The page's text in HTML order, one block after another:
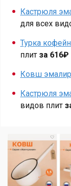
Кастрюля
для всех
Турка
плит за 616₽
Ковш
Кастрюля
видов плит